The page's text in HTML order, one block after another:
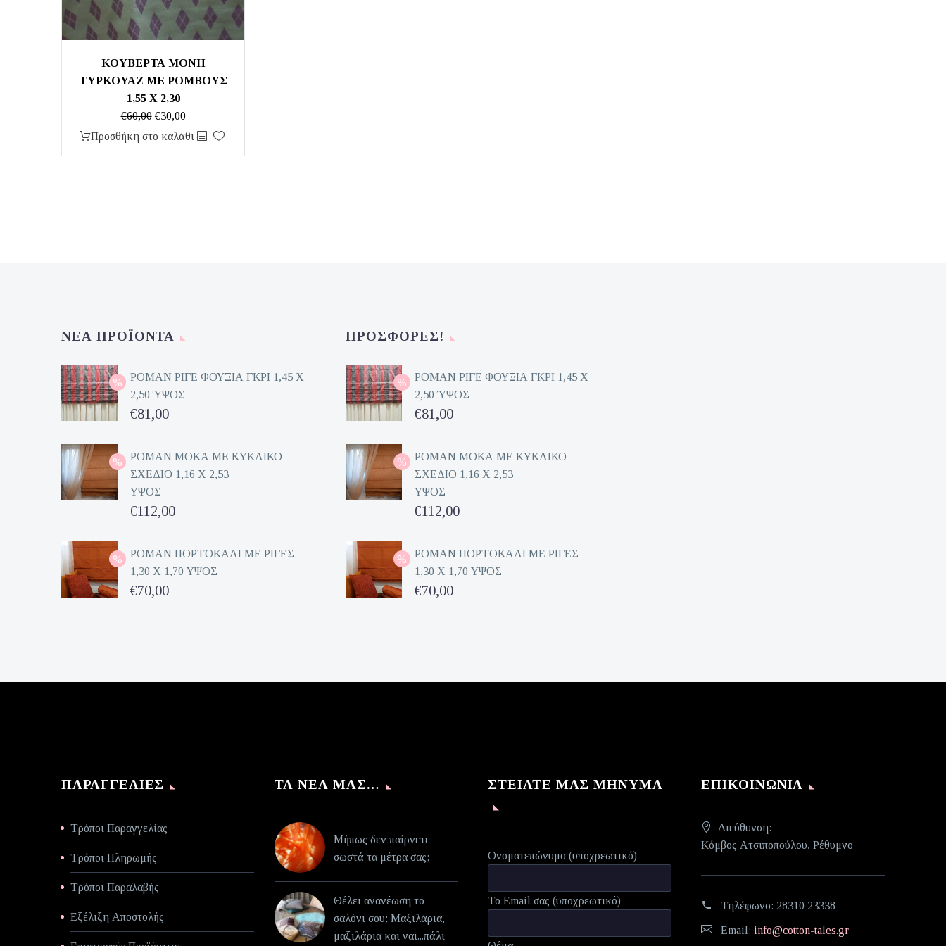
ΚΟΥΒΕΡΤΑ ΜΟΝΗ
ΤΥΡΚΟΥΑΖ ΜΕ ΡΟΜΒΟΥΣ
1,55 Χ 2,30
€60,00 Original
price
€30,00Η
τρέχουσα
Προσθήκη στο καλάθι
ΝΈΑ ΠΡΟΪΌΝΤΑ
ΡΟΜΑΝ ΡΙΓΕ ΦΟΥΞΙΑ ΓΚΡΙ 1,45 Χ
2,50 ΎΨΟΣ
Original
was:
€162,00.
€81,00
τρέχουσα
τιμή
είναι:
€81,00.
ΡΟΜΑΝ ΜΟΚΑ ΜΕ ΚΥΚΛΙΚΟ
ΣΧΕΔΙΟ 1,16 Χ 2,53
ΥΨΟΣ
Original
was:
€224,00.
€112,00
τρέχουσα
τιμή
είναι:
ΡΟΜΑΝ ΠΟΡΤΟΚΑΛΙ ΜΕ ΡΙΓΕΣ
1,30 Χ 1,70 ΥΨΟΣ
Original
€70,00
ΠΡΟΣΦΟΡΈΣ!
ΡΟΜΑΝ ΡΙΓΕ ΦΟΥΞΙΑ ΓΚΡΙ 1,45 Χ
2,50 ΎΨΟΣ
Original
was:
€162,00.
€81,00
τρέχουσα
τιμή
είναι:
€81,00.
ΡΟΜΑΝ ΜΟΚΑ ΜΕ ΚΥΚΛΙΚΟ
ΣΧΕΔΙΟ 1,16 Χ 2,53
ΥΨΟΣ
Original
was:
€224,00.
€112,00
τρέχουσα
τιμή
είναι:
ΡΟΜΑΝ ΠΟΡΤΟΚΑΛΙ ΜΕ ΡΙΓΕΣ
1,30 Χ 1,70 ΥΨΟΣ
Original
€70,00
ΠΑΡΑΓΓΕΛΊΕΣ
Τρόποι Παραγγελίας
Τρόποι Πληρωμής
Τρόποι Παραλαβής
Εξέλιξη Αποστολής
ΤΑ ΝΈΑ ΜΑΣ…
Μήπως δεν παίρνετε
σωστά τα μέτρα σας;
Θέλει ανανέωση το
σαλόνι σου; Μαξιλάρια,
μαξιλάρια και ναι...πάλι
ΣΤΕΊΛΤΕ ΜΑΣ ΜΉΝΥΜΑ
Ονοματεπώνυμο (υποχρεωτικό)
Το Email σας (υποχρεωτικό)
ΕΠΙΚΟΙΝΩΝΊΑ
Διεύθυνση:
Κόμβος Ατσιποπούλου, Ρέθυμνο
Τηλέφωνο: 28310 23338
Email: info@cotton-tales.gr